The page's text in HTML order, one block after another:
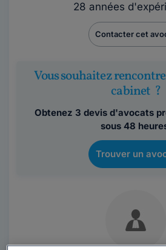
28 années
Contacter cet
Vous souhaitez
cabinet ?
Obtenez 3 devis d'avocats
sous 48
Trouver un